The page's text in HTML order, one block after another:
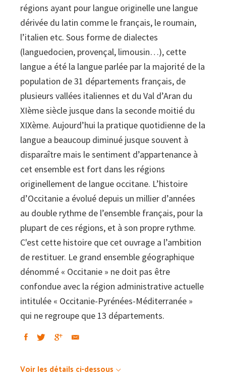
régions ayant pour langue originelle une langue
dérivée du latin comme le français, le roumain,
l’italien etc. Sous forme de dialectes
(languedocien, provençal, limousin…), cette
langue a été la langue parlée par la majorité de la
population de 31 départements français, de
plusieurs vallées italiennes et du Val d’Aran du
XIème siècle jusque dans la seconde moitié du
XIXème. Aujourd’hui la pratique quotidienne de la
langue a beaucoup diminué jusque souvent à
disparaître mais le sentiment d’appartenance à
cet ensemble est fort dans les régions
originellement de langue occitane. L’histoire
d’Occitanie a évolué depuis un millier d’années
au double rythme de l’ensemble français, pour la
plupart de ces régions, et à son propre rythme.
C'est cette histoire que cet ouvrage a l’ambition
de restituer. Le grand ensemble géographique
dénommé « Occitanie » ne doit pas être
confondue avec la région administrative actuelle
intitulée « Occitanie-Pyrénées-Méditerranée »
qui ne regroupe que 13 départements.
Voir les détails ci-dessous